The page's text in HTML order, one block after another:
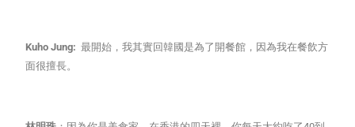
Kuho Jung: 最開始，我其實回韓國是為了開餐館，因為我在餐飲方
面很擅長。